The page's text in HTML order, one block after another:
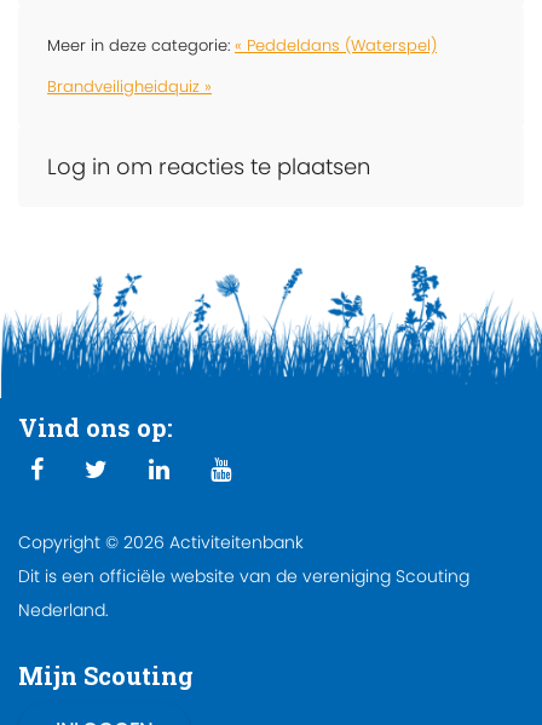
Meer in deze categorie: « Peddeldans (Waterspel)
Brandveiligheidquiz »
Log in om reacties te plaatsen
Vind ons op:
Copyright © 2026 Activiteitenbank
Dit is een officiële website van de vereniging Scouting
Nederland.
Mijn Scouting